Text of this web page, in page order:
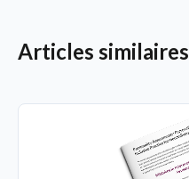
Articles similaires